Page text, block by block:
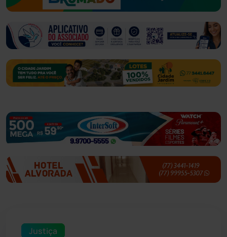
Justiça